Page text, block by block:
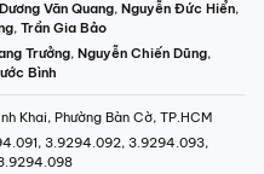
Dương Văn Quang, Nguyễn Đức Hiển,
, Trần Gia Bảo
Trưởng, Nguyễn Chiến Dũng,
Bình
Khai, Phường Bàn Cờ, TP.HCM
3.9294.092, 3.9294.093,